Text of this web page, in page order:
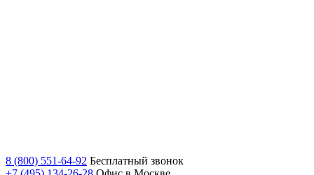
8 (800) 551-64-92 Бесплатный звонок